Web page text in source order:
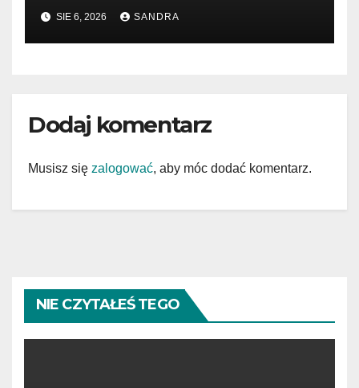
SIE 6, 2026 SANDRA
Dodaj komentarz
Musisz się zalogować, aby móc dodać komentarz.
NIE CZYTAŁEŚ TEGO